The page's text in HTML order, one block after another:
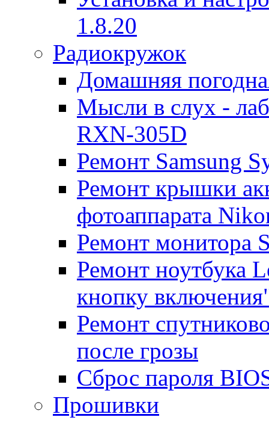
1.8.20
Радиокружок
Домашняя
Мысли в слух -
RXN-305D
Ремонт Samsung
Ремонт крышки
фотоаппарата
Ремонт монитора
Ремонт ноутбука
кнопку
Ремонт
после грозы
Сброс пароля
Прошивки